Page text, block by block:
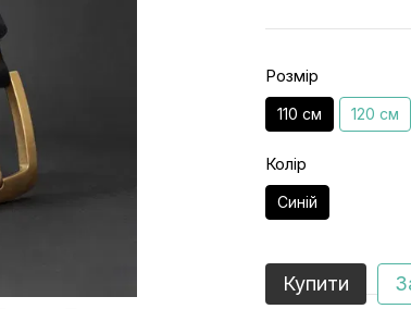
Розмір
110 см 120 см
Колір
Синій
Купити